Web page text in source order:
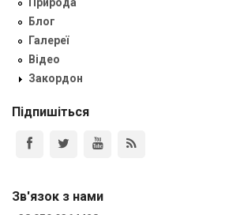
Природа
Блог
Галереї
Відео
Закордон
Підпишіться
Зв'язок з нами